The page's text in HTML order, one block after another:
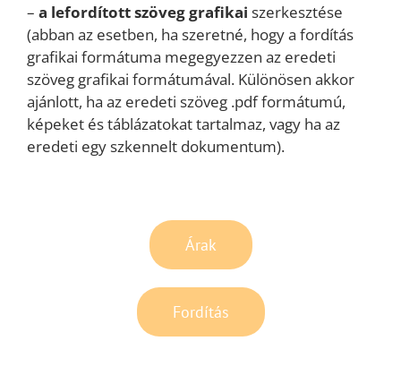
– a lefordított szöveggrafikai szerkesztése
(abban az esetben, ha szeretné, hogy a fordítás
grafikai formátuma megegyezzen az eredeti
szöveg grafikai formátumával. Különösen akkor
ajánlott, ha az eredeti szöveg .pdf formátumú,
képeket és táblázatokat tartalmaz, vagy ha az
eredeti egy szkennelt dokumentum).
Árak
Fordítás